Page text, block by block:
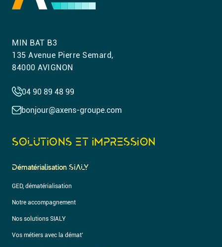
MIN BAT B3
135 Avenue Pierre Semard,
84000 AVIGNON
04 90 89 48 99
bonjour@axens-groupe.com
SOLUTIONS ET IMPRESSION
Dématérialisation SIALY
GED, dématérialisation
Notre accompagnement
Nos solutions SIALY
Vos métiers avec la démat’